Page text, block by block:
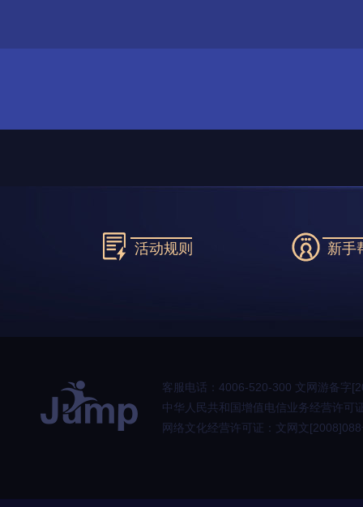
活动规则 新手
客服电话：4006-520-300 文网游备字
中华人民共和国增值电信业务经营许
网络文化经营许可证：文网文